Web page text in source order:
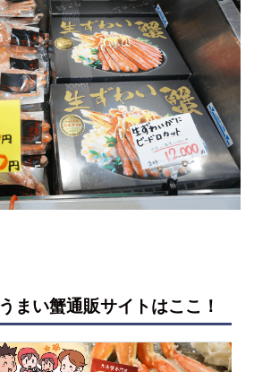
まい蟹通販サイトはここ！